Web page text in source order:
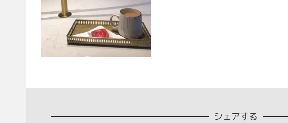
シェアする